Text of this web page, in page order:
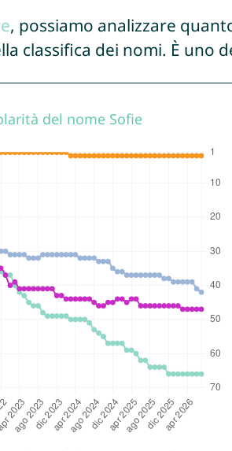
, possiamo analizzare
classifica dei nomi. È uno